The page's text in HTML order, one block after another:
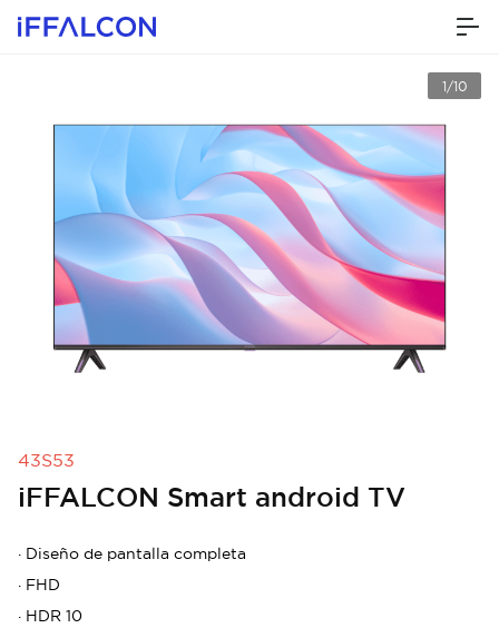
1/10
43S53
iFFALCON Smart android TV
· Diseño de pantalla completa
· FHD
· HDR 10